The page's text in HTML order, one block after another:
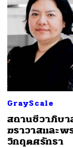
GrayScale
สถานชีวาภิบา
ฆราวาสและพ
วิกฤตศรัทธา